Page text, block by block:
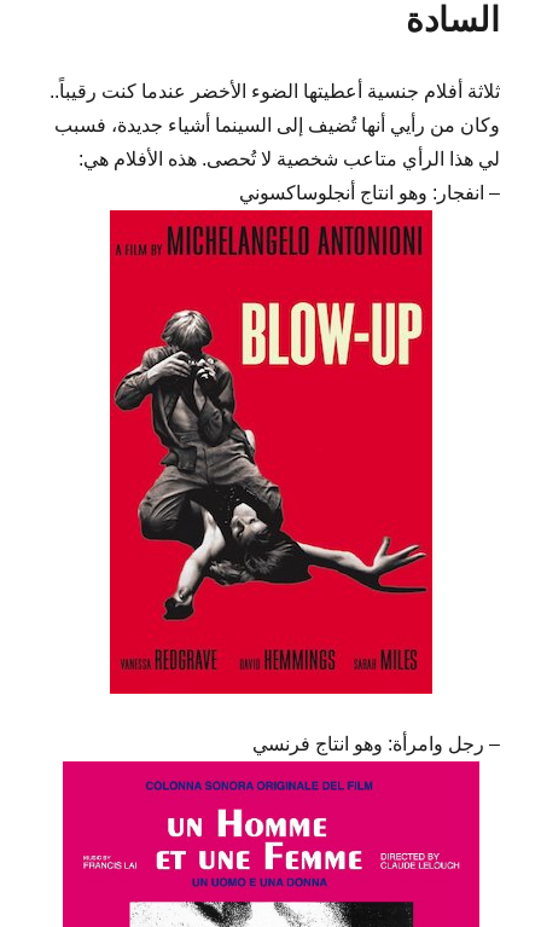
السادة
ثلاثة أفلام جنسية أعطيتها الضوء الأخضر عندما كنت رقيباً..
وكان من رأيي أنها تُضيف إلى السينما أشياء جديدة، فسبب
لي هذا الرأي متاعب شخصية لا تُحصى. هذه الأفلام هي:
– انفجار: وهو انتاج أنجلوساكسوني
– رجل وامرأة: وهو انتاج فرنسي